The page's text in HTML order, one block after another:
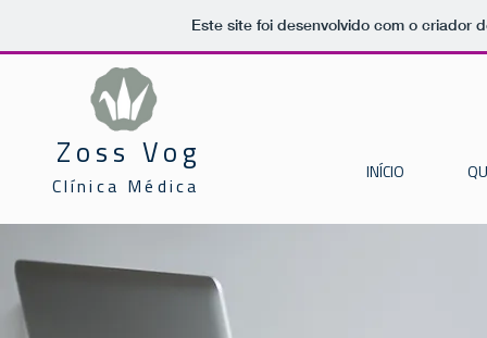
Este site foi desenvolvido com o criador
Zoss Vog
Clínica Médica
INÍCIO